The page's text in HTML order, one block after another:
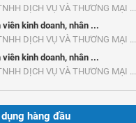
DỊCH VỤ VÀ THƯƠNG MẠI ...
viên kinh doanh, nhân ...
DỊCH VỤ VÀ THƯƠNG MẠI ...
viên kinh doanh, nhân ...
DỊCH VỤ VÀ THƯƠNG MẠI ...
hàng đầu